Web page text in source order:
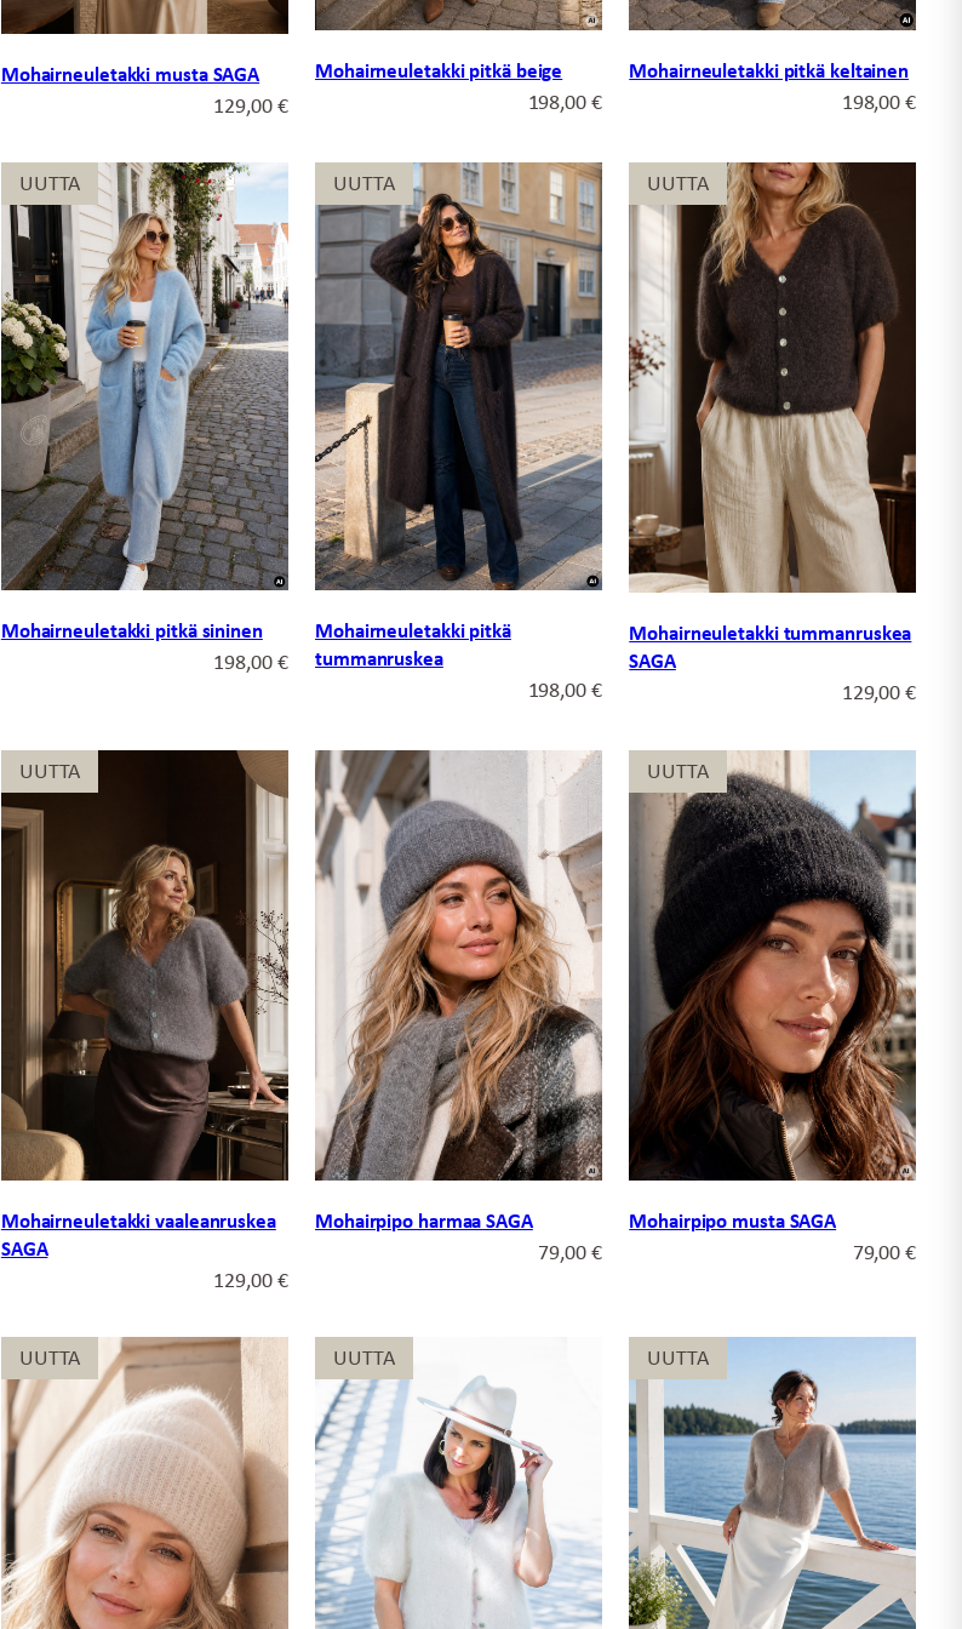
Mohairneuletakki musta SAGA
129,00€
Mohairneuletakki pitkä beige
198,00€
Mohairneuletakki pitkä keltainen
198,00€
UUTTA
UUTTA
Mohairneuletakki pitkä sininen
198,00€
UUTTA
UUTTA
Mohairneuletakki pitkä
tummanruskea
198,00€
UUTTA
UUTTA
Mohairneuletakki tummanruskea
SAGA
129,00€
UUTTA
UUTTA
Mohairneuletakki vaaleanruskea
SAGA
129,00€
Mohairpipo harmaa SAGA
79,00€
UUTTA
UUTTA
Mohairpipo musta SAGA
79,00€
UUTTA
UUTTA UUTTA
UUTTA UUTTA
UUTTA